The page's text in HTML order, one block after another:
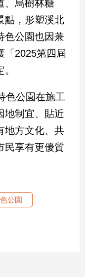
、烏樹林糖
點，形塑溪北
色公園也因兼
「2025第四屆
色公園在施工
地制宜、貼近
地方文化、共
民享有更優質
公園